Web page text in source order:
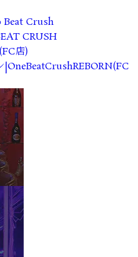
Beat Crush
CRUSH
店)
|OneBeatCrushREBORN(FC